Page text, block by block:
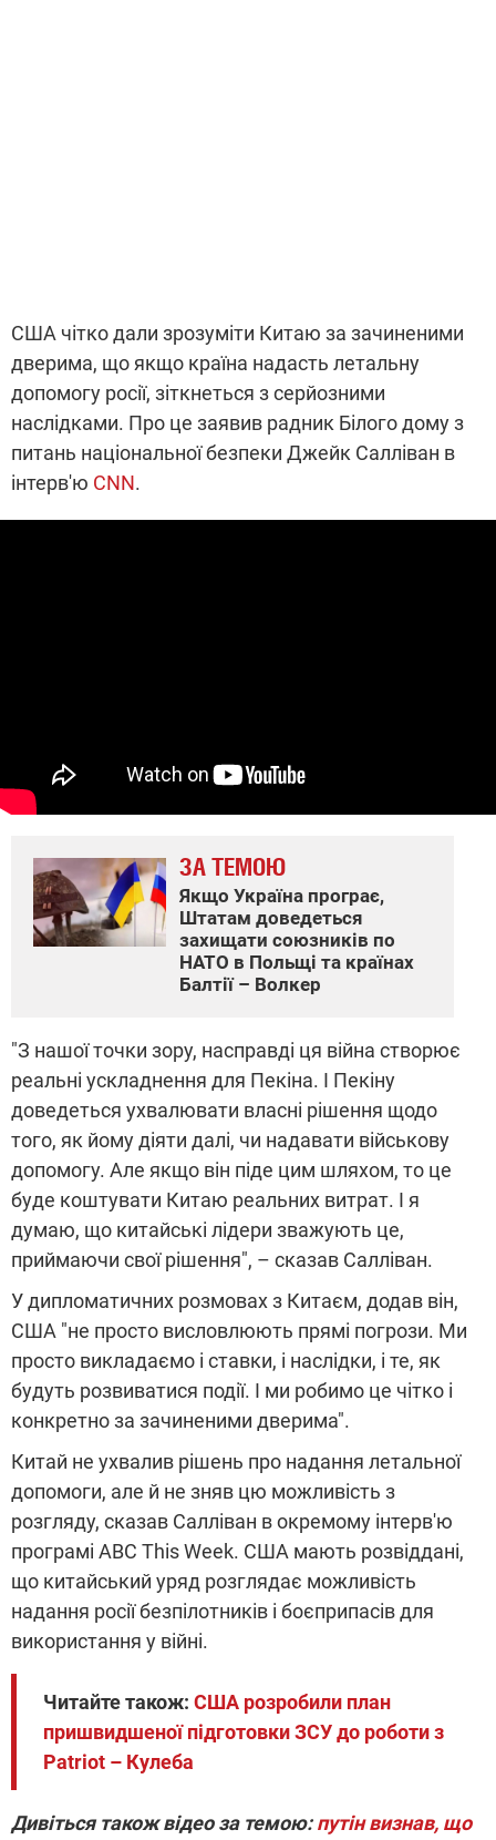
США чітко дали зрозуміти Китаю за зачиненими
дверима, що якщо країна надасть летальну
допомогу росії, зіткнеться з серйозними
наслідками. Про це заявив радник Білого дому з
питань національної безпеки Джейк Салліван в
інтерв'ю CNN.
ЗА ТЕМОЮ
Якщо Україна програє,
Штатам доведеться
захищати союзників по
НАТО в Польщі та країнах
Балтії – Волкер
"З нашої точки зору, насправді ця війна створює
реальні ускладнення для Пекіна. І Пекіну
доведеться ухвалювати власні рішення щодо
того, як йому діяти далі, чи надавати військову
допомогу. Але якщо він піде цим шляхом, то це
буде коштувати Китаю реальних витрат. І я
думаю, що китайські лідери зважують це,
приймаючи свої рішення", – сказав Салліван.
У дипломатичних розмовах з Китаєм, додав він,
США "не просто висловлюють прямі погрози. Ми
просто викладаємо і ставки, і наслідки, і те, як
будуть розвиватися події. І ми робимо це чітко і
конкретно за зачиненими дверима".
Китай не ухвалив рішень про надання летальної
допомоги, але й не зняв цю можливість з
розгляду, сказав Салліван в окремому інтерв'ю
програмі ABC This Week. США мають розвіддані,
що китайський уряд розглядає можливість
надання росії безпілотників і боєприпасів для
використання у війні.
Читайте також: США розробили план
пришвидшеної підготовки ЗСУ до роботи з
Patriot – Кулеба
Дивіться також відео за темою:путін визнав, що